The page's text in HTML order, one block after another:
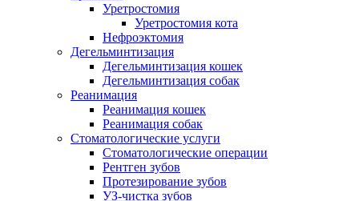
Уретростомия
Уретростомия кота
Нефроэктомия
Дегельминтизация
Дегельминтизация кошек
Дегельминтизация собак
Реанимация
Реанимация кошек
Реанимация собак
Стоматологические услуги
Стоматологические операции
Рентген зубов
Протезирование зубов
УЗ-чистка зубов